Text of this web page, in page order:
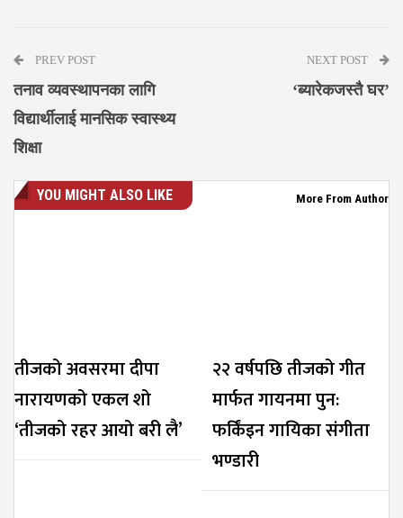
PREV POST
तनाव व्यवस्थापनका लागि
विद्यार्थीलाई मानसिक स्वास्थ्य
शिक्षा
NEXT POST
‘ब्यारेकजस्तै घर’
YOU MIGHT ALSO LIKE More From Author
तीजको अवसरमा दीपा
नारायणको एकल शो
‘तीजको रहर आयो बरी लै’
२२ वर्षपछि तीजको गीत
मार्फत गायनमा पुन:
फर्किंइन गायिका संगीता
भण्डारी